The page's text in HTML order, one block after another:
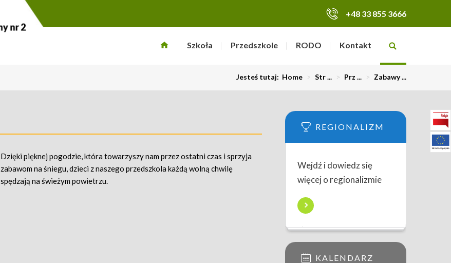
+48 33 855 3666
Szkoła Przedszkole RODO Kontakt
Jesteś tutaj: Home > Str ... > Prz ... > Zabawy ...
Dzięki pięknej pogodzie, która towarzyszy nam przez ostatni czas i sprzyja
zabawom na śniegu, dzieci z naszego przedszkola każdą wolną chwilę
spędzają na świeżym powietrzu.
REGIONALIZM
Wejdź i dowiedz się
więcej o regionalizmie
KALENDARZ